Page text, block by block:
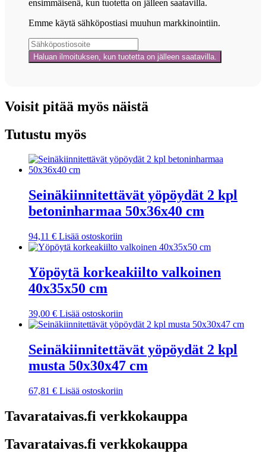
ensimmäisenä, kun tuotetta on jälleen saatavilla.
Emme käytä sähköpostiasi muuhun markkinointiin.
Voisit pitää myös näistä
Tutustu myös
Seinäkiinnitettävät yöpöydät 2 kpl
betoninharmaa 50x36x40 cm
94,11 € Lisää ostoskoriin
Yöpöytä korkeakiilto valkoinen
40x35x50 cm
39,00 € Lisää ostoskoriin
Seinäkiinnitettävät yöpöydät 2 kpl
musta 50x30x47 cm
67,81 € Lisää ostoskoriin
Tavarataivas.fi verkkokauppa
Tavarataivas.fi verkkokauppa